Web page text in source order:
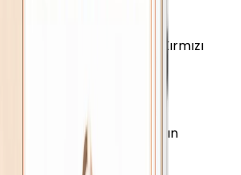
SE 2020 - 128 GB - Kırmızı
8 Plus - 128 GB - Altın